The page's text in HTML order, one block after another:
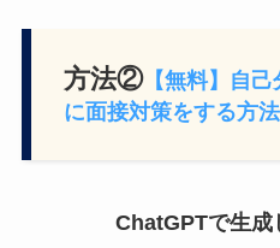
方法②【無料】自
に面接対策をする方法
ChatGPTで生成